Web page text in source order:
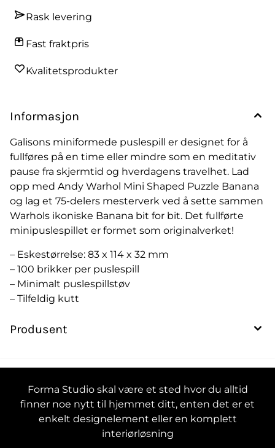
Rask levering
Fast fraktpris
Kvalitetsprodukter
Informasjon
Galisons miniformede puslespill er designet for å
fullføres på en time eller mindre som en meditativ
pause fra skjermtid og hverdagens travelhet. Lad
opp med Andy Warhol Mini Shaped Puzzle Banana
og lag et 75-delers mesterverk ved å sette sammen
Warhols ikoniske Banana bit for bit. Det fullførte
minipuslespillet er formet som originalverket!
– Eskestørrelse: 83 x 114 x 32 mm
– 100 brikker per puslespill
– Minimalt puslespillstøv
– Tilfeldig kutt
Produsent
Forma Studio skal være et sted hvor du alltid
finner noe nytt til hjemmet ditt, enten det er et
enkelt designelement eller en komplett
interiørløsning